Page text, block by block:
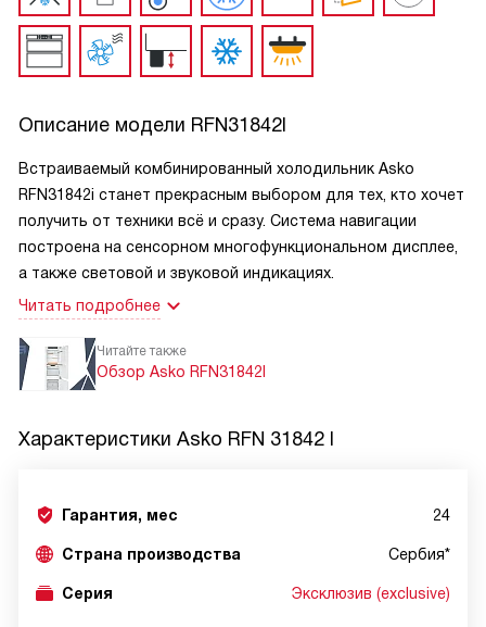
Описание модели RFN31842I
Встраиваемый комбинированный холодильник Asko
RFN31842i станет прекрасным выбором для тех, кто хочет
получить от техники всё и сразу. Система навигации
построена на сенсорном многофункциональном дисплее,
а также световой и звуковой индикациях.
Читать подробнее
Читайте также
Обзор Asko RFN31842I
Характеристики Asko RFN 31842 I
Гарантия, мес 24
Страна производства Сербия*
Серия Эксклюзив (exclusive)